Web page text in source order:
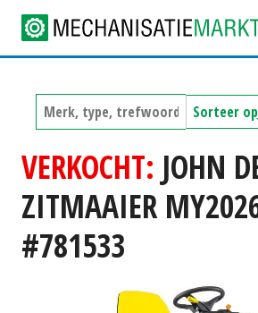
VERKOCHT: JOHN
ZITMAAIER
#781533